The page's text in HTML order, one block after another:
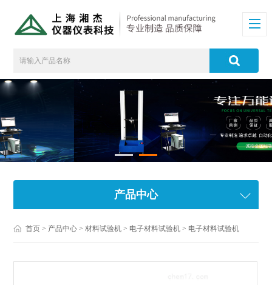
产品中心
首页 > 产品中心 >材料试验机 > 电子材料试验机 > 电子材料试验机